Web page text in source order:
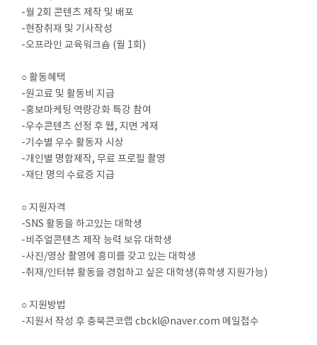
-월 2회 콘텐츠 제작 및 배포
-현장취재 및 기사작성
-오프라인 교육워크숍 (월 1회)
○ 활동혜택
-원고료 및 활동비 지급
-홍보마케팅 역량강화 특강 참여
-우수콘텐츠 선정 후 웹, 지면 게재
-기수별 우수 활동자 시상
-개인별 명함제작, 무료 프로필 촬영
-재단 명의 수료증 지급
○ 지원자격
-SNS 활동을 하고있는 대학생
-비주얼콘텐츠 제작 능력 보유 대학생
-사진/영상 촬영에 흥미를 갖고 있는 대학생
-취재/인터뷰 활동을 경험하고 싶은 대학생(휴학생 지원가능)
○ 지원방법
-지원서 작성 후 충북콘코랩 cbckl@naver.com 메일접수